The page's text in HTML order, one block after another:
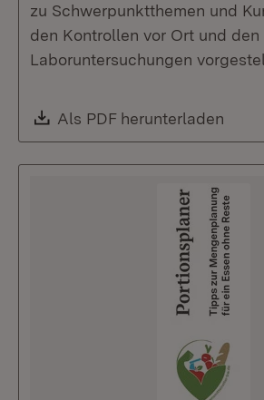
zu Schwerpunktthemen und
den Kontrollen vor Ort und den
Laboruntersuchungen
Download:
Als PDF herunterladen